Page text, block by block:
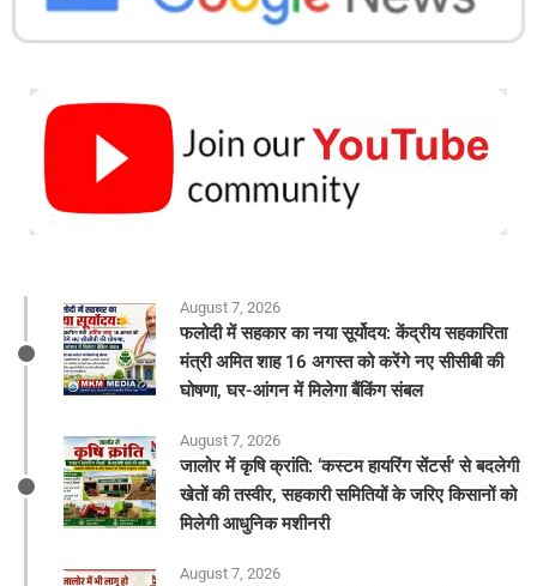
August 7, 2026
फलोदी में सहकार का नया सूर्योदय: केंद्रीय सहकारिता
मंत्री अमित शाह 16 अगस्त को करेंगे नए सीसीबी की
घोषणा, घर-आंगन में मिलेगा बैंकिंग संबल
August 7, 2026
​जालोर में कृषि क्रांति: ‘कस्टम हायरिंग सेंटर्स’ से बदलेगी
खेतों की तस्वीर, सहकारी समितियों के जरिए किसानों को
मिलेगी आधुनिक मशीनरी
August 7, 2026